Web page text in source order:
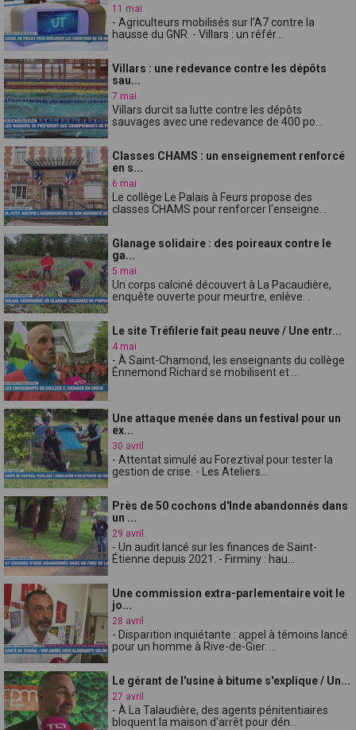
11 mai
- Agriculteurs mobilisés sur l'A7 contre la
hausse du GNR. - Villars : un référ...
Villars : une redevance contre les dépôts
sau...
7 mai
Villars durcit sa lutte contre les dépôts
sauvages avec une redevance de 400 po...
Classes CHAMS : un enseignement renforcé
en s...
6 mai
Le collège Le Palais à Feurs propose des
classes CHAMS pour renforcer l'enseigne...
Glanage solidaire : des poireaux contre le
ga...
5 mai
Un corps calciné découvert à La Pacaudière,
enquête ouverte pour meurtre, enlève...
Le site Tréfilerie fait peau neuve / Une entr...
4 mai
- À Saint-Chamond, les enseignants du collège
Énnemond Richard se mobilisent et ...
Une attaque menée dans un festival pour un
ex...
30 avril
- Attentat simulé au Foreztival pour tester la
gestion de crise. - Les Ateliers...
Près de 50 cochons d'Inde abandonnés dans
un ...
29 avril
- Un audit lancé sur les finances de Saint-
Étienne depuis 2021. - Firminy : hau...
Une commission extra-parlementaire voit le
jo...
28 avril
- Disparition inquiétante : appel à témoins lancé
pour un homme à Rive-de-Gier. ...
Le gérant de l'usine à bitume s'explique / Un...
27 avril
- À La Talaudière, des agents pénitentiaires
bloquent la maison d'arrêt pour dén...